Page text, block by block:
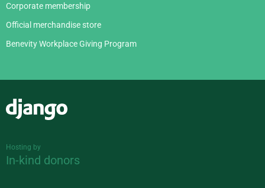
Corporate membership
Official merchandise store
Benevity Workplace Giving Program
Hosting by
In-kind donors